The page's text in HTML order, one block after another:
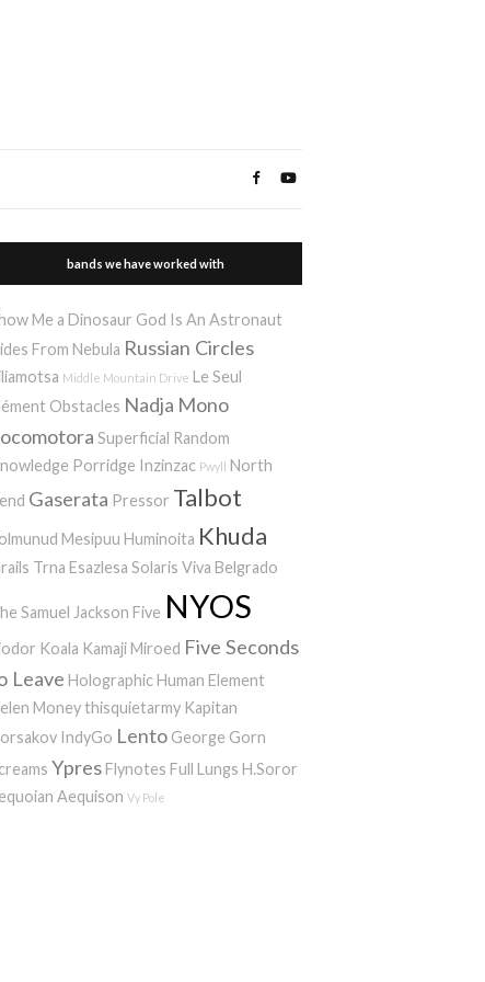
bands we have worked with
Me a Dinosaur God Is An Astronaut
From Nebula Russian Circles
Middle Mountain Drive Le Seul
Obstacles Nadja Mono
Superficial Random
Porridge Inzinzac Pwyll North
Gaserata Pressor Talbot
Mesipuu Huminoita Khuda
Trna Esazlesa Solaris Viva Belgrado
Samuel Jackson Five NYOS
Koala Kamaji Miroed Five Seconds
Leave Holographic Human Element
Moneythisquietarmy Kapitan
IndyGo Lento George Gorn
Ypres Flynotes Full Lungs H.Soror
Aequison Vy Pole